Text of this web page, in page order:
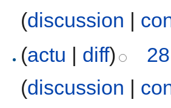
(discussion |
(actu diff)
(discussion